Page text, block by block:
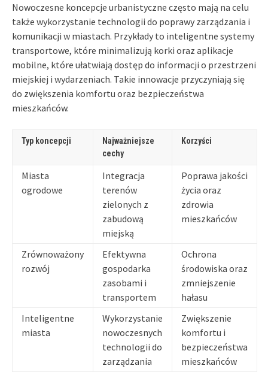
Nowoczesne koncepcje urbanistyczne często mają na celu
także wykorzystanie technologii do poprawy zarządzania i
komunikacji w miastach. Przykłady to inteligentne systemy
transportowe, które minimalizują korki oraz aplikacje
mobilne, które ułatwiają dostęp do informacji o przestrzeni
miejskiej i wydarzeniach. Takie innowacje przyczyniają się
do zwiększenia komfortu oraz bezpieczeństwa
mieszkańców.
Typ koncepcji
Najważniejsze
cechy
Korzyści
Miasta
ogrodowe
Integracja
terenów
zielonych z
zabudową
miejską
Poprawa jakości
życia oraz
zdrowia
mieszkańców
Zrównoważony
rozwój
Efektywna
gospodarka
zasobami i
transportem
Ochrona
środowiska oraz
zmniejszenie
hałasu
Inteligentne
miasta
Wykorzystanie
nowoczesnych
technologii do
zarządzania
Zwiększenie
komfortu i
bezpieczeństwa
mieszkańców